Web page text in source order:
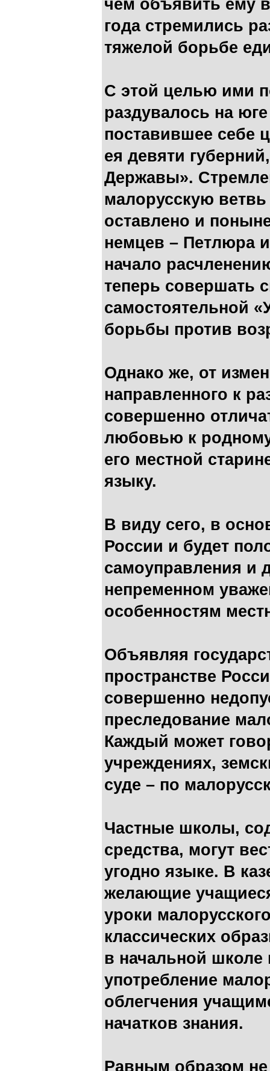
чем объявить ему
года стремились
тяжелой борьбе
С этой целью ими
раздувалось на
поставившее себе
ея девяти
Державы».
малорусскую ветвь
оставлено и
немцев – Петлюра
начало
теперь совершать
самостоятельной
борьбы против
Однако же, от
направленного к
совершенно
любовью к
его местной
языку.
В виду сего, в
России и будет
самоуправления и
непременном
особенностям
Объявляя
пространстве
совершенно
преследование
Каждый может
учреждениях,
суде – по
Частные школы,
средства, могут
угодно языке. В
желающие
уроки
классических
в начальной
употребление
облегчения
начатков знания.
Равным образом не